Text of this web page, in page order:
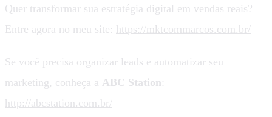
Quer transformar sua estratégia digital em vendas reais?
Entre agora no meu site: https://mktcommarcos.com.br/
Se você precisa organizar leads e automatizar seu
marketing, conheça a ABC Station:
http://abcstation.com.br/